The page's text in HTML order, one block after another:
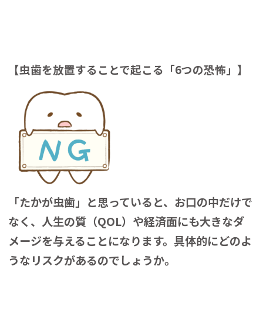
【虫歯を放置することで起こる「6つの恐怖」】
「たかが虫歯」と思っていると、お口の中だけで
なく、人生の質（QOL）や経済面にも大きなダ
メージを与えることになります。具体的にどのよ
うなリスクがあるのでしょうか。